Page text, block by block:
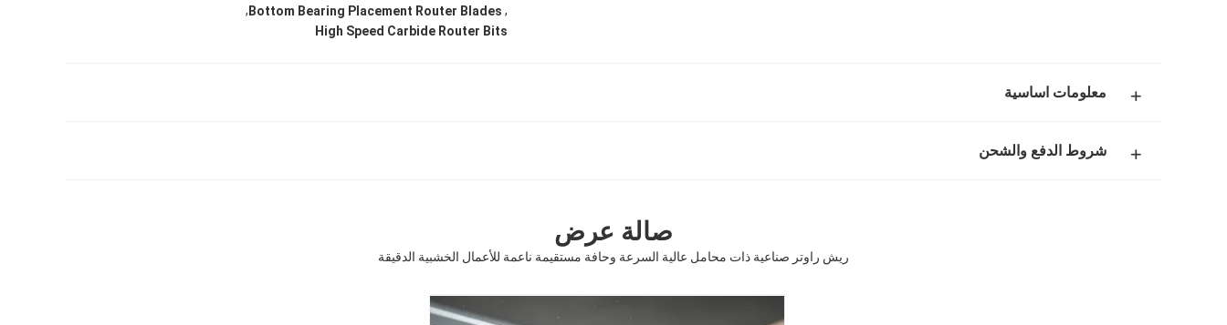
,
Bottom Bearing Placement Router Blades
,
High Speed Carbide Router Bits
معلومات اساسية
شروط الدفع والشحن
صالة عرض
ريش راوتر صناعية ذات محامل عالية السرعة وحافة مستقيمة ناعمة للأعمال الخشبية الدقيقة